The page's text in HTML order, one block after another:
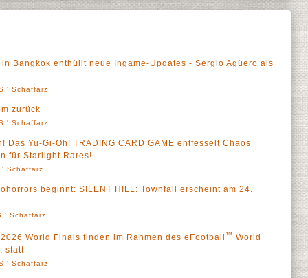
Bangkok enthüllt neue Ingame-Updates - Sergio Agüero als
Schaffarz
zurück
Schaffarz
Das Yu-Gi-Oh! TRADING CARD GAME entfesselt Chaos
für Starlight Rares!
Schaffarz
beginnt: SILENT HILL: Townfall erscheint am 24.
Schaffarz
World Finals finden im Rahmen des eFootball ™ World
statt
Schaffarz